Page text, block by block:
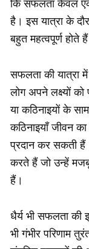
कि सफलता केवल
है। इस यात्रा के
बहुत महत्वपूर्ण होते
सफलता की यात्रा
लोग अपने लक्ष्यों
या कठिनाइयों के
कठिनाइयाँ जीवन
प्रदान कर सकती
करते हैं जो उन्हें
हैं।
धैर्य भी सफलता की
भी गंभीर परिणाम